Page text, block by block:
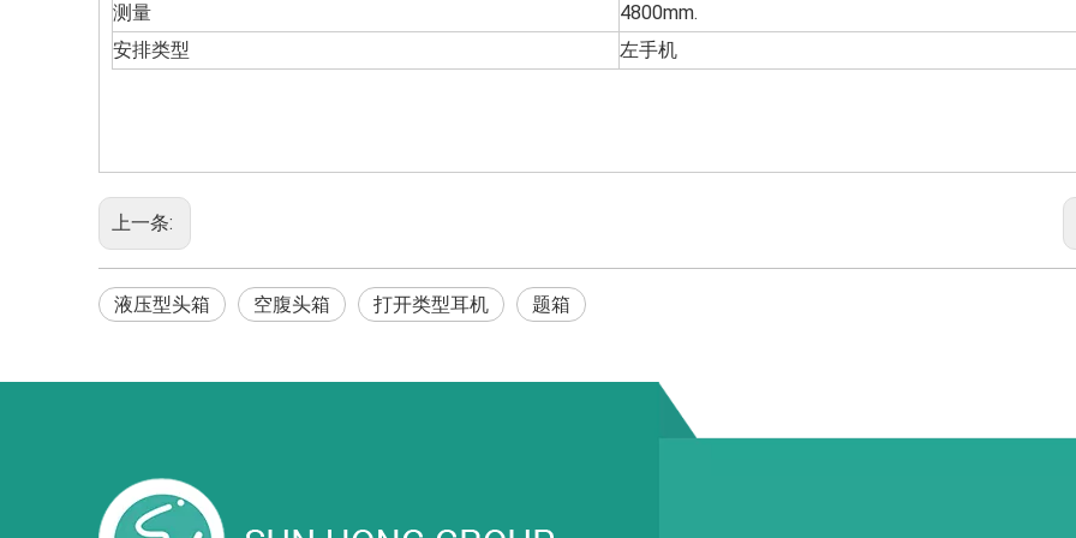
测量
4800mm.
安排类型
左手机
上一条:
液压型头箱 空腹头箱 打开类型耳机 题箱